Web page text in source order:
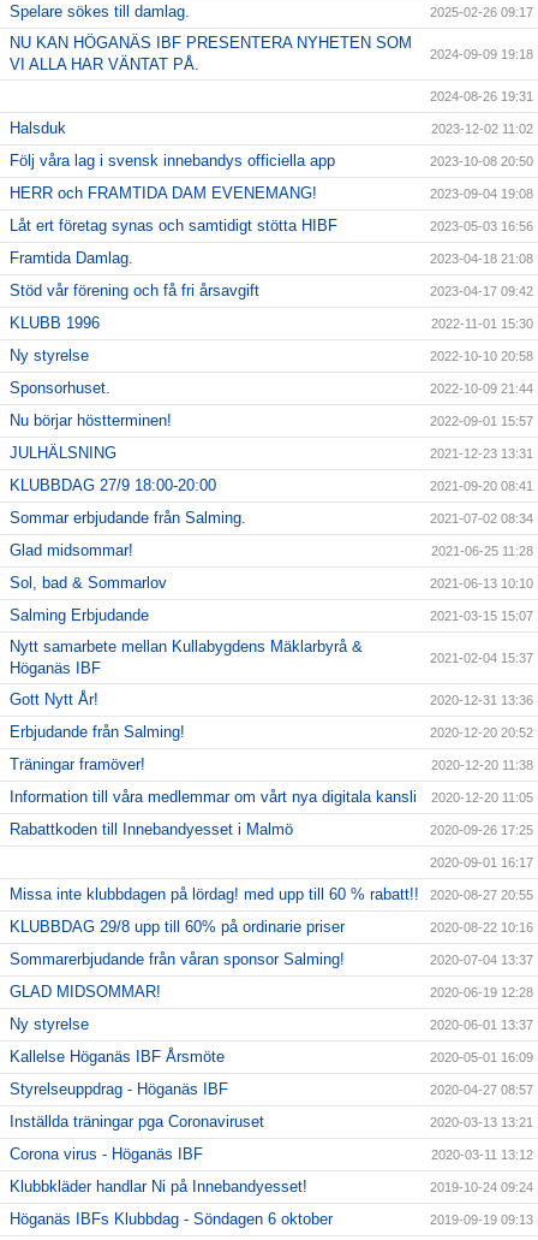
Spelare sökes till damlag. 2025-02-26 09:17
NU KAN HÖGANÄS IBF PRESENTERA NYHETEN SOM
VI ALLA HAR VÄNTAT PÅ.
2024-09-09 19:18
2024-08-26 19:31
Halsduk 2023-12-02 11:02
Följ våra lag i svensk innebandys officiella app 2023-10-08 20:50
HERR och FRAMTIDA DAM EVENEMANG! 2023-09-04 19:08
Låt ert företag synas och samtidigt stötta HIBF 2023-05-03 16:56
Framtida Damlag. 2023-04-18 21:08
Stöd vår förening och få fri årsavgift 2023-04-17 09:42
KLUBB 1996 2022-11-01 15:30
Ny styrelse 2022-10-10 20:58
Sponsorhuset. 2022-10-09 21:44
Nu börjar höstterminen! 2022-09-01 15:57
JULHÄLSNING 2021-12-23 13:31
KLUBBDAG 27/9 18:00-20:00 2021-09-20 08:41
Sommar erbjudande från Salming. 2021-07-02 08:34
Glad midsommar! 2021-06-25 11:28
Sol, bad & Sommarlov 2021-06-13 10:10
Salming Erbjudande 2021-03-15 15:07
Nytt samarbete mellan Kullabygdens Mäklarbyrå &
Höganäs IBF
2021-02-04 15:37
Gott Nytt År! 2020-12-31 13:36
Erbjudande från Salming! 2020-12-20 20:52
Träningar framöver! 2020-12-20 11:38
Information till våra medlemmar om vårt nya digitala kansli 2020-12-20 11:05
Rabattkoden till Innebandyesset i Malmö 2020-09-26 17:25
2020-09-01 16:17
Missa inte klubbdagen på lördag! med upp till 60 % rabatt!! 2020-08-27 20:55
KLUBBDAG 29/8 upp till 60% på ordinarie priser 2020-08-22 10:16
Sommarerbjudande från våran sponsor Salming! 2020-07-04 13:37
GLAD MIDSOMMAR! 2020-06-19 12:28
Ny styrelse 2020-06-01 13:37
Kallelse Höganäs IBF Årsmöte 2020-05-01 16:09
Styrelseuppdrag - Höganäs IBF 2020-04-27 08:57
Inställda träningar pga Coronaviruset 2020-03-13 13:21
Corona virus - Höganäs IBF 2020-03-11 13:12
Klubbkläder handlar Ni på Innebandyesset! 2019-10-24 09:24
Höganäs IBFs Klubbdag - Söndagen 6 oktober 2019-09-19 09:13